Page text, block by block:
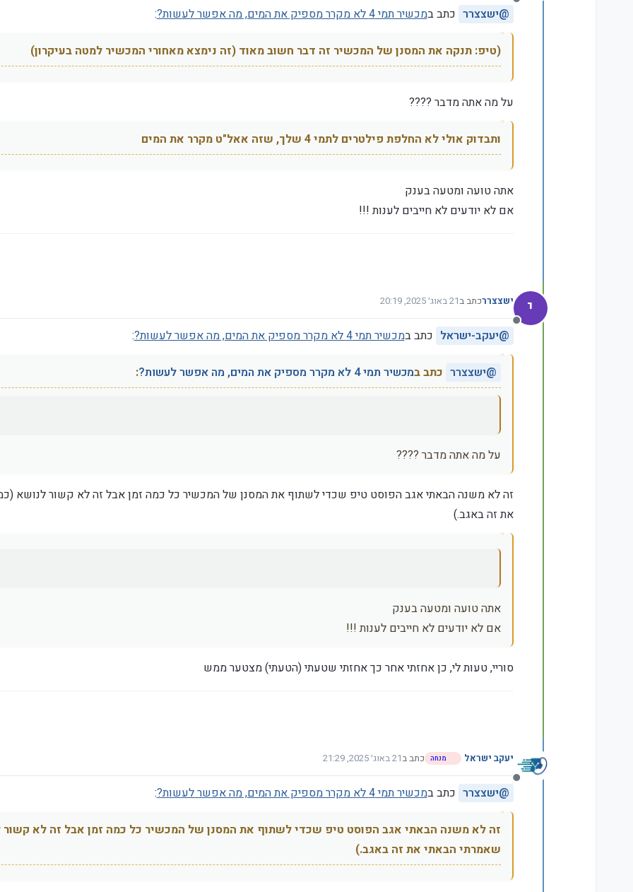
מנותק
@ישצצרר כתב במכשיר תמי 4 לא מקרר מספיק את המים, מה אפשר לעשות? :
(טיפ: תנקה את המסנן של המכשיר זה דבר חשוב מאוד (זה נימצא מאחורי המכשיר למטה בעיקרון)
על מה אתה מדבר ????
ותבדוק אולי לא החלפת פילטרים לתמי 4 שלך, שזה אאל"ט מקרר את המים
אתה טועה ומטעה בענק
אם לא יודעים לא חייבים לענות !!!
י
מנותק
ישצצררכתב ב21 באוג׳ 2025, 20:19
נערך לאחרונה על ידי ישצצרר
@יעקב-ישראל כתב במכשיר תמי 4 לא מקרר מספיק את המים, מה אפשר לעשות? :
@ישצצרר כתב במכשיר תמי 4 לא מקרר מספיק את המים, מה אפשר לעשות? :
על מה אתה מדבר ????
זה לא משנה הבאתי אגב הפוסט טיפ שכדי לשתוף את המסנן של המכשיר כל כמה זמן אבל זה לא קשור לנושא
את זה באגב.)
אתה טועה ומטעה בענק
אם לא יודעים לא חייבים לענות !!!
סוריי, טעות לי, כן אחזתי אחר כך אחזתי שטעתי (הטעתי) מצטער ממש
מנותק
יעקב ישראל מנחה כתב ב21 באוג׳ 2025, 21:29
נערך לאחרונה על ידי
@ישצצרר כתב במכשיר תמי 4 לא מקרר מספיק את המים, מה אפשר לעשות? :
זה לא משנה הבאתי אגב הפוסט טיפ שכדי לשתוף את המסנן של המכשיר כל כמה זמן אבל זה לא קשור
שאמרתי הבאתי את זה באגב.)